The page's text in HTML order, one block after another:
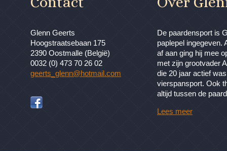
Glenn Geerts
Hoogstraatsebaan 175
2390 Oostmalle (België)
0032 (0) 473 70 26 02
geerts_glenn@hotmail.com
De paardensport is
paplepel ingegeven.
af aan ging hij mee
met zijn grootvader
die 20 jaar actief
vierspansport. Ook
altijd tussen de
Lees meer